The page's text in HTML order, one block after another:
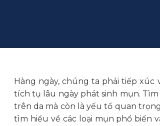
Hàng ngày, chúng ta phải tiếp
tích tụ lâu ngày phát sinh mụn.
trên da mà còn là yếu tố quan
tìm hiểu về các loại mụn phổ biến